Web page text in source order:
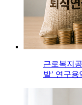
근로복지
발’ 연구용